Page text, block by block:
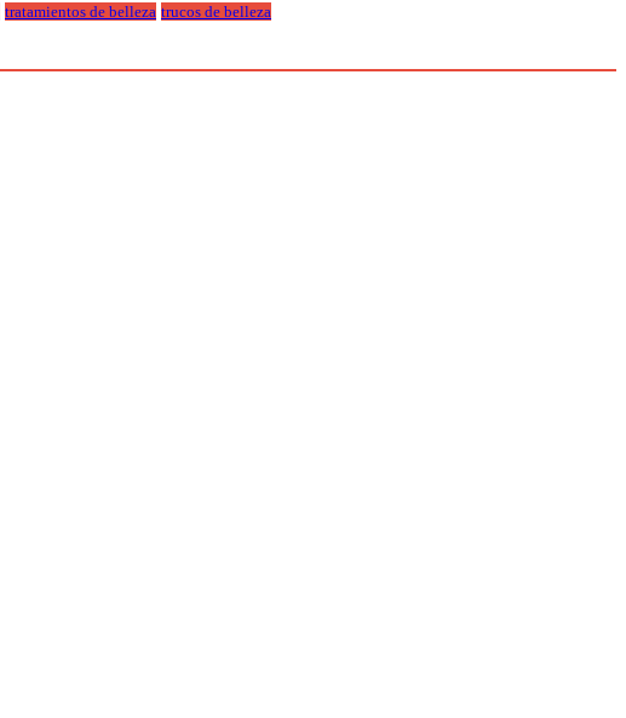
tratamientos de belleza trucos de belleza